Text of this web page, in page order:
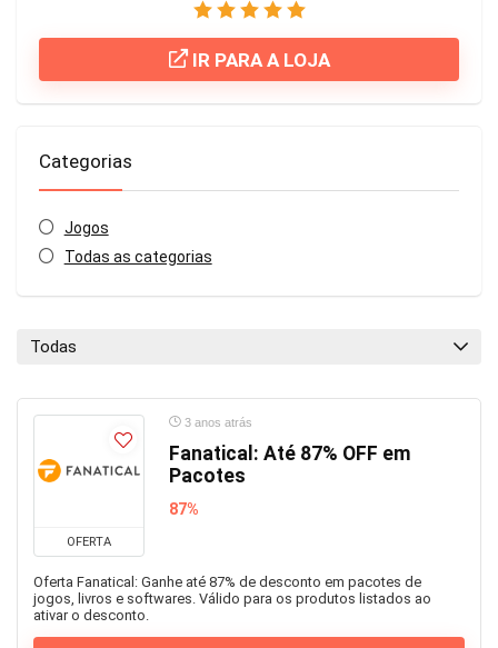
IR PARA A LOJA
Categorias
Jogos
Todas as categorias
Todas
OFERTA
3 anos atrás
Fanatical: Até 87% OFF em
Pacotes
87%
Oferta Fanatical: Ganhe até 87% de desconto em pacotes de
jogos, livros e softwares. Válido para os produtos listados ao
ativar o desconto.